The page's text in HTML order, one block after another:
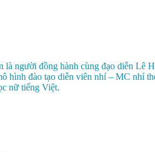
người đồng hành cùng đạo diễn Lê
hình đào tạo diễn viên nhí – MC nhí
nữ tiếng Việt.